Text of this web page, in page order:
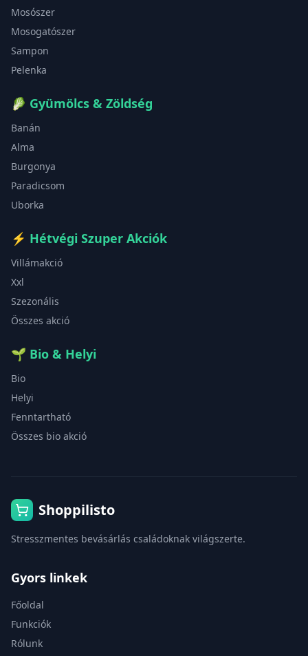
Mosószer
Mosogatószer
Sampon
Pelenka
🥬 Gyümölcs & Zöldség
Banán
Alma
Burgonya
Paradicsom
Uborka
⚡ Hétvégi Szuper Akciók
Villámakció
Xxl
Szezonális
Összes akció
🌱 Bio & Helyi
Bio
Helyi
Fenntartható
Összes bio akció
Shoppilisto
Stresszmentes bevásárlás családoknak világszerte.
Gyors linkek
Főoldal
Funkciók
Rólunk